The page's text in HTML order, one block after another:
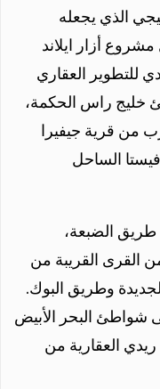
الذي يجعله
أزار ايلاند
للتطوير العقاري
خليج راس الحكمة،
جيفيرا
الساحل
فقط من طريق الضبعة،
القرى القريبة من
وطريق البوك.
البحر الأبيض
العقارية من